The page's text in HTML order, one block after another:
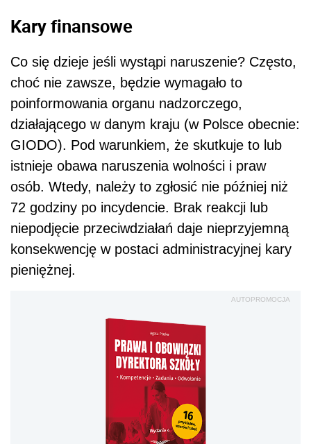
Kary finansowe
Co się dzieje jeśli wystąpi naruszenie? Często,
choć nie zawsze, będzie wymagało to
poinformowania organu nadzorczego,
działającego w danym kraju (w Polsce obecnie:
GIODO). Pod warunkiem, że skutkuje to lub
istnieje obawa naruszenia wolności i praw
osób. Wtedy, należy to zgłosić nie później niż
72 godziny po incydencie. Brak reakcji lub
niepodjęcie przeciwdziałań daje nieprzyjemną
konsekwencję w postaci administracyjnej kary
pieniężnej.
AUTOPROMOCJA